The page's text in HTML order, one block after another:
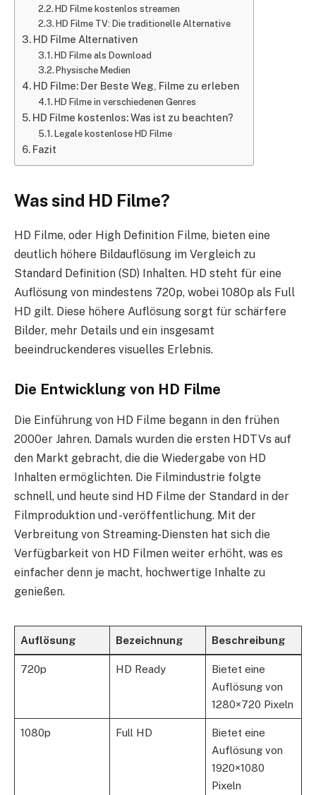
HD Filme kostenlos streamen
HD Filme TV: Die traditionelle Alternative
HD Filme Alternativen
HD Filme als Download
Physische Medien
HD Filme: Der Beste Weg, Filme zu erleben
HD Filme in verschiedenen Genres
HD Filme kostenlos: Was ist zu beachten?
Legale kostenlose HD Filme
Fazit
Was sind HD Filme?
HD Filme, oder High Definition Filme, bieten eine
deutlich höhere Bildauflösung im Vergleich zu
Standard Definition (SD) Inhalten. HD steht für eine
Auflösung von mindestens 720p, wobei 1080p als Full
HD gilt. Diese höhere Auflösung sorgt für schärfere
Bilder, mehr Details und ein insgesamt
beeindruckenderes visuelles Erlebnis.
Die Entwicklung von HD Filme
Die Einführung von HD Filme begann in den frühen
2000er Jahren. Damals wurden die ersten HDTVs auf
den Markt gebracht, die die Wiedergabe von HD
Inhalten ermöglichten. Die Filmindustrie folgte
schnell, und heute sind HD Filme der Standard in der
Filmproduktion und -veröffentlichung. Mit der
Verbreitung von Streaming-Diensten hat sich die
Verfügbarkeit von HD Filmen weiter erhöht, was es
einfacher denn je macht, hochwertige Inhalte zu
genießen.
Auflösung Bezeichnung Beschreibung
720p HD Ready
Bietet eine
Auflösung von
1280×720 Pixeln
1080p Full HD
Bietet eine
Auflösung von
1920×1080
Pixeln